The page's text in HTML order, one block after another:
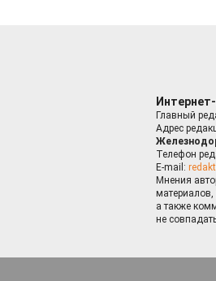
Главный
Адрес
Телефон
E-mail:
Мнения
а также
не